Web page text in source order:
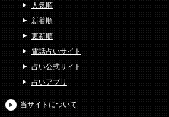
人気順
新着順
更新順
電話占いサイト
占い公式サイト
占いアプリ
当サイトについて